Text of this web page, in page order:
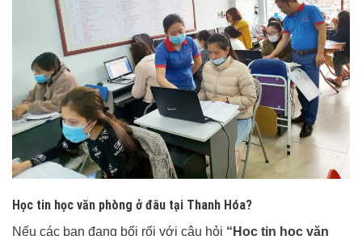
Học tin học văn phòng ở đâu tại Thanh Hóa?
Nếu các bạn đang bối rối với câu hỏi “Học tin học văn